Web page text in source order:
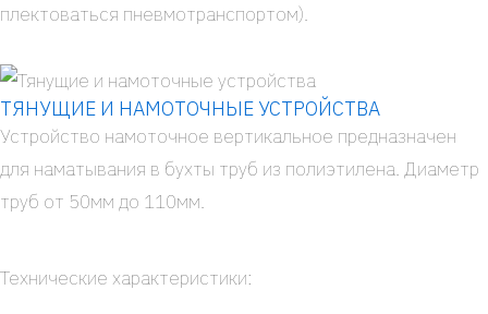
плек­то­вать­ся пнев­мот­ранс­пор­том).
ТЯНУЩИЕ И НАМОТОЧНЫЕ УСТРОЙСТВА
Устрой­ство намо­точ­ное вер­ти­каль­ное пред­на­зна­чен
для нама­ты­ва­ния в бух­ты труб из поли­эти­ле­на. Диа­метр
труб от 50мм до 110мм.
Тех­ни­че­ские харак­те­ри­сти­ки: